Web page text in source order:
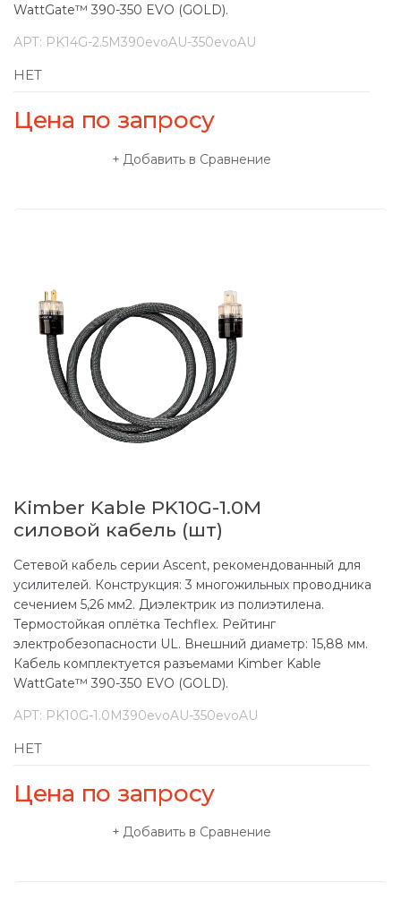
WattGate™ 390-350 EVO (GOLD).
АРТ: PK14G-2.5M390evoAU-350evoAU
НЕТ
Цена по запросу
Добавить в Сравнение
Kimber Kable PK10G-1.0M
силовой кабель (шт)
Сетевой кабель серии Ascent, рекомендованный для
усилителей. Конструкция: 3 многожильных проводника
сечением 5,26 мм2. Диэлектрик из полиэтилена.
Термостойкая оплётка Techflex. Рейтинг
электробезопасности UL. Внешний диаметр: 15,88 мм.
Кабель комплектуется разъемами Kimber Kable
WattGate™ 390-350 EVO (GOLD).
АРТ: PK10G-1.0M390evoAU-350evoAU
НЕТ
Цена по запросу
Добавить в Сравнение